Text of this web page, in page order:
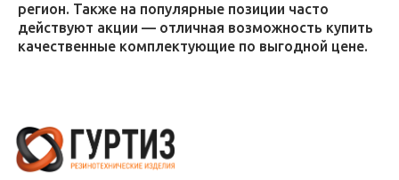
регион. Также на популярные позиции часто
действуют акции — отличная возможность купить
качественные комплектующие по выгодной цене.